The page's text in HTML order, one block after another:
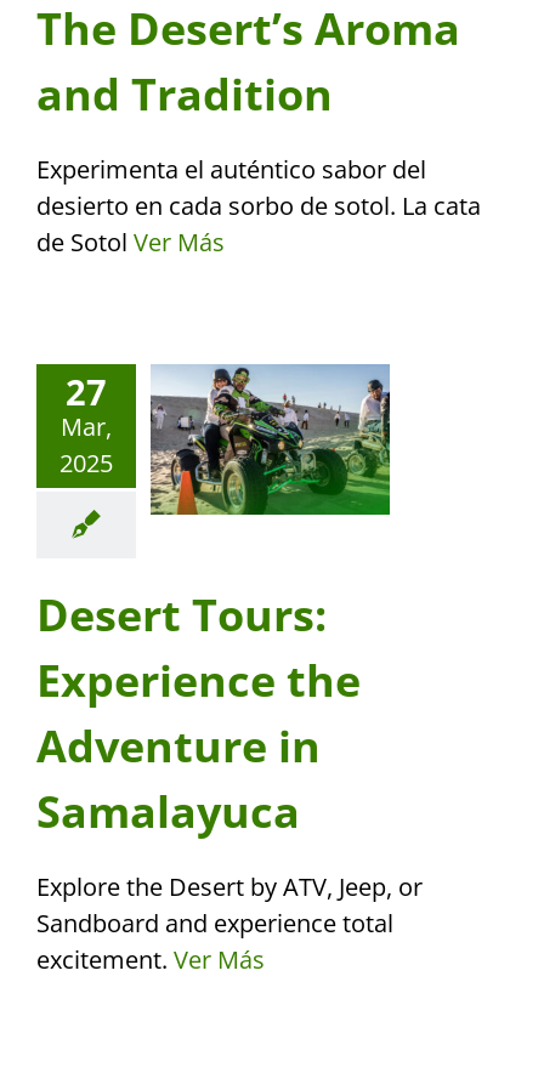
The Desert’s Aroma
and Tradition
Experimenta el auténtico sabor del
desierto en cada sorbo de sotol. La cata
de Sotol Ver Más
27
Mar,
2025
Desert Tours:
Experience the
Adventure in
Samalayuca
Explore the Desert by ATV, Jeep, or
Sandboard and experience total
excitement. Ver Más